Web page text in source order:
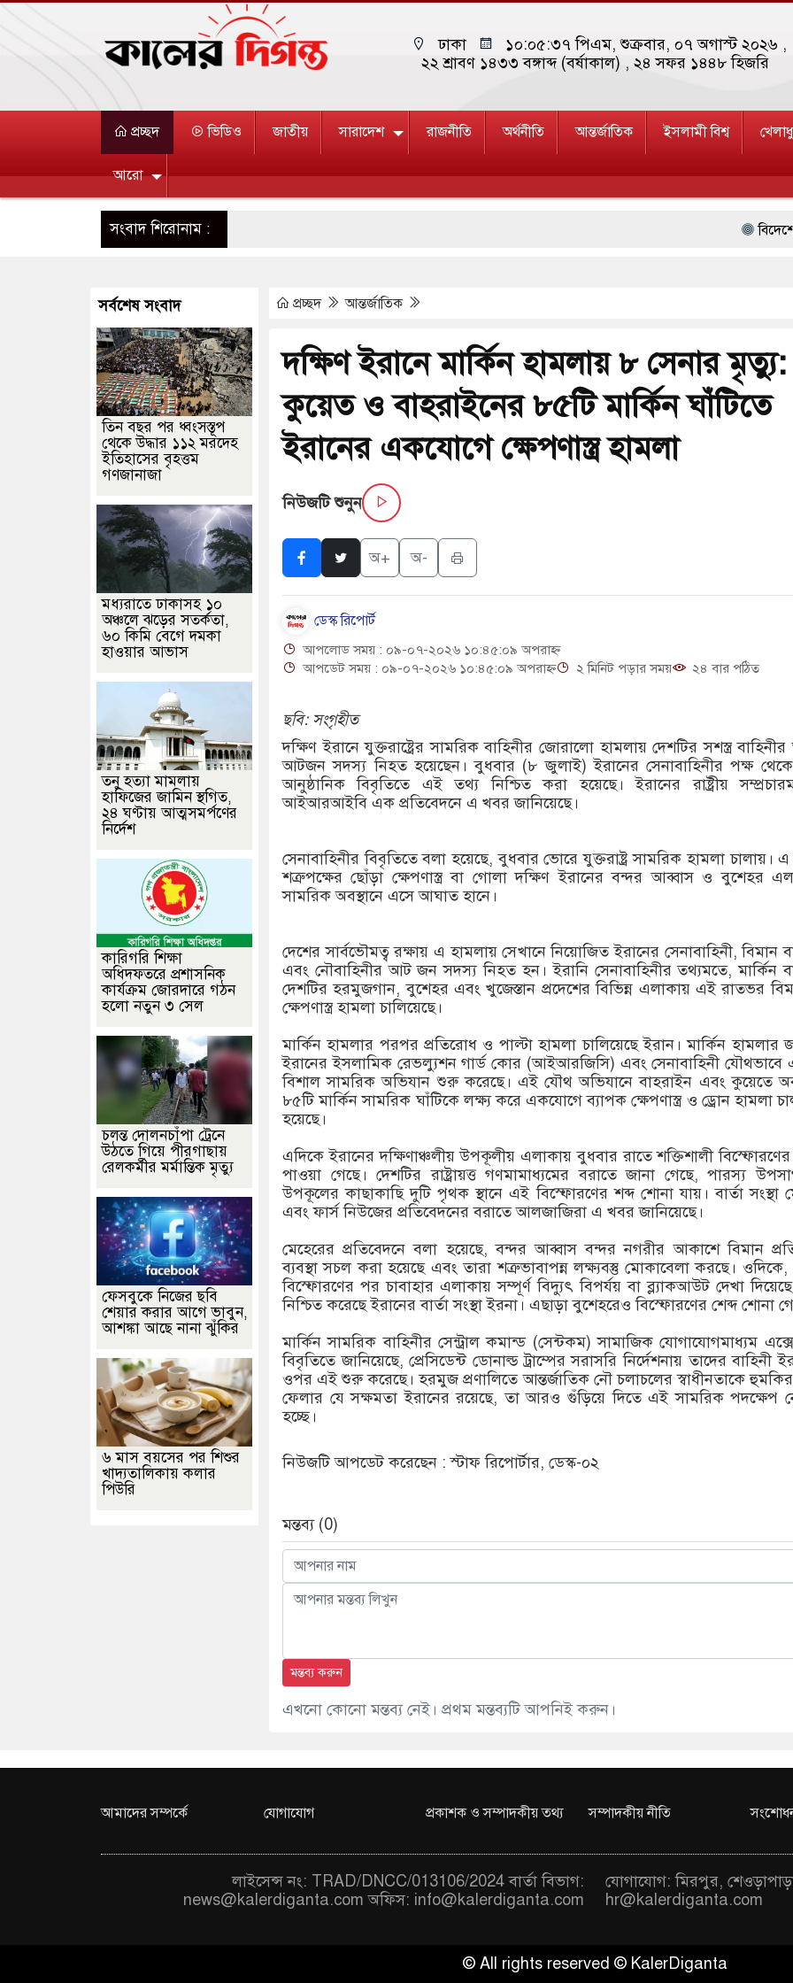
ঢাকা ১০:০৫:৩৭ পিএম, শুক্রবার, ০৭ অগাস্ট ২০২৬ ,
২২ শ্রাবণ ১৪৩৩ বঙ্গাব্দ (বর্ষাকাল) , ২৪ সফর ১৪৪৮ হিজরি
প্রচ্ছদ ভিডিও জাতীয় সারাদেশ রাজনীতি অর্থনীতি আন্তর্জাতিক ইসলামী বিশ্ব
আরো
সংবাদ শিরোনাম : বিদেশের
ভুল তথ্যে
আল-আকসা
ইমরান
জুলাই
বিশ্ব
তনু হত্যা
পতেঙ্গা-
প্রচ্ছদ আন্তর্জাতিক
দক্ষিণ ইরানে মার্কিন হামলায় ৮ সেনার মৃত্যু:
কুয়েত ও বাহরাইনের ৮৫টি মার্কিন ঘাঁটিতে
ইরানের একযোগে ক্ষেপণাস্ত্র হামলা
নিউজটি শুনুন
অ+ অ-
ডেস্ক রিপোর্ট
আপলোড সময় : ০৯-০৭-২০২৬ ১০:৪৫:০৯ অপরাহ্ন
আপডেট সময় : ০৯-০৭-২০২৬ ১০:৪৫:০৯ অপরাহ্ন
২ মিনিট পড়ার সময় ২৪ বার পঠিত
ছবি: সংগৃহীত
দক্ষিণ ইরানে যুক্তরাষ্ট্রের সামরিক বাহিনীর জোরালো হামলায় দেশটির সশস্ত্র
আটজন সদস্য নিহত হয়েছেন। বুধবার (৮ জুলাই) ইরানের সেনাবাহিনীর পক্ষ
আনুষ্ঠানিক বিবৃতিতে এই তথ্য নিশ্চিত করা হয়েছে। ইরানের রাষ্ট্রীয়
আইআরআইবি এক প্রতিবেদনে এ খবর জানিয়েছে।
সেনাবাহিনীর বিবৃতিতে বলা হয়েছে, বুধবার ভোরে যুক্তরাষ্ট্র সামরিক হামলা চালায়।
শত্রুপক্ষের ছোঁড়া ক্ষেপণাস্ত্র বা গোলা দক্ষিণ ইরানের বন্দর আব্বাস ও বুশেহর
সামরিক অবস্থানে এসে আঘাত হানে।
দেশের সার্বভৌমত্ব রক্ষায় এ হামলায় সেখানে নিয়োজিত ইরানের সেনাবাহিনী, বিমান
এবং নৌবাহিনীর আট জন সদস্য নিহত হন। ইরানি সেনাবাহিনীর তথ্যমতে, মার্কিন
দেশটির হরমুজগান, বুশেহর এবং খুজেস্তান প্রদেশের বিভিন্ন এলাকায় এই রাতভর
ক্ষেপণাস্ত্র হামলা চালিয়েছে।
মার্কিন হামলার পরপর প্রতিরোধ ও পাল্টা হামলা চালিয়েছে ইরান। মার্কিন হামলার
ইরানের ইসলামিক রেভল্যুশন গার্ড কোর (আইআরজিসি) এবং সেনাবাহিনী যৌথভাবে
বিশাল সামরিক অভিযান শুরু করেছে। এই যৌথ অভিযানে বাহরাইন এবং কুয়েতে
৮৫টি মার্কিন সামরিক ঘাঁটিকে লক্ষ্য করে একযোগে ব্যাপক ক্ষেপণাস্ত্র ও ড্রোন হামলা
হয়েছে।
এদিকে ইরানের দক্ষিণাঞ্চলীয় উপকূলীয় এলাকায় বুধবার রাতে শক্তিশালী
পাওয়া গেছে। দেশটির রাষ্ট্রায়ত্ত গণমামাধ্যমের বরাতে জানা গেছে, পারস্য
উপকূলের কাছাকাছি দুটি পৃথক স্থানে এই বিস্ফোরণের শব্দ শোনা যায়। বার্তা সংস্থা
এবং ফার্স নিউজের প্রতিবেদনের বরাতে আলজাজিরা এ খবর জানিয়েছে।
মেহেরের প্রতিবেদনে বলা হয়েছে, বন্দর আব্বাস বন্দর নগরীর আকাশে বিমান
ব্যবস্থা সচল করা হয়েছে এবং তারা শত্রুভাবাপন্ন লক্ষ্যবস্তু মোকাবেলা করছে। ওদিকে,
বিস্ফোরণের পর চাবাহার এলাকায় সম্পূর্ণ বিদ্যুৎ বিপর্যয় বা ব্ল্যাকআউট দেখা
নিশ্চিত করেছে ইরানের বার্তা সংস্থা ইরনা। এছাড়া বুশেহরেও বিস্ফোরণের শেব্দ শোনা
মার্কিন সামরিক বাহিনীর সেন্ট্রাল কমান্ড (সেন্টকম) সামাজিক যোগাযোগমাধ্যম
বিবৃতিতে জানিয়েছে, প্রেসিডেন্ট ডোনাল্ড ট্রাম্পের সরাসরি নির্দেশনায় তাদের বাহিনী
ওপর এই শুরু করেছে। হরমুজ প্রণালিতে আন্তর্জাতিক নৌ চলাচলের স্বাধীনতাকে
ফেলার যে সক্ষমতা ইরানের রয়েছে, তা আরও গুঁড়িয়ে দিতে এই সামরিক পদক্ষেপ
হচ্ছে।
নিউজটি আপডেট করেছেন : স্টাফ রিপোর্টার, ডেস্ক-০২
মন্তব্য (0)
মন্তব্য করুন
এখনো কোনো মন্তব্য নেই। প্রথম মন্তব্যটি আপনিই করুন।
সর্বশেষ সংবাদ
তিন বছর পর ধ্বংসস্তূপ
থেকে উদ্ধার ১১২ মরদেহ
ইতিহাসের বৃহত্তম
গণজানাজা
মধ্যরাতে ঢাকাসহ ১০
অঞ্চলে ঝড়ের সতর্কতা,
৬০ কিমি বেগে দমকা
হাওয়ার আভাস
তনু হত্যা মামলায়
হাফিজের জামিন স্থগিত,
২৪ ঘণ্টায় আত্মসমর্পণের
নির্দেশ
কারিগরি শিক্ষা
অধিদফতরে প্রশাসনিক
কার্যক্রম জোরদারে গঠন
হলো নতুন ৩ সেল
চলন্ত দোলনচাঁপা ট্রেনে
উঠতে গিয়ে পীরগাছায়
রেলকর্মীর মর্মান্তিক মৃত্যু
ফেসবুকে নিজের ছবি
শেয়ার করার আগে ভাবুন,
আশঙ্কা আছে নানা ঝুঁকির
৬ মাস বয়সের পর শিশুর
খাদ্যতালিকায় কলার
পিউরি
আমাদের সম্পর্কে যোগাযোগ প্রকাশক ও সম্পাদকীয় তথ্য সম্পাদকীয় নীতি
লাইসেন্স নং: TRAD/DNCC/013106/2024 বার্তা বিভাগ:
news@kalerdiganta.com অফিস: info@kalerdiganta.com
যোগাযোগ: মিরপুর,
hr@kalerdiganta.com
© All rights reserved © KalerDiganta